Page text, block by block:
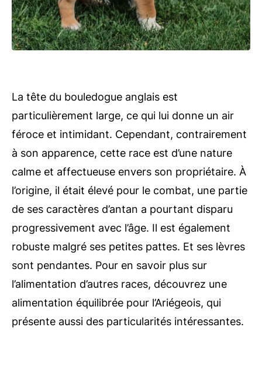
La tête du bouledogue anglais est
particulièrement large, ce qui lui donne un air
féroce et intimidant. Cependant, contrairement
à son apparence, cette race est d’une nature
calme et affectueuse envers son propriétaire. À
l’origine, il était élevé pour le combat, une partie
de ses caractères d’antan a pourtant disparu
progressivement avec l’âge. Il est également
robuste malgré ses petites pattes. Et ses lèvres
sont pendantes. Pour en savoir plus sur
l’alimentation d’autres races, découvrez une
alimentation équilibrée pour l’Ariégeois, qui
présente aussi des particularités intéressantes.